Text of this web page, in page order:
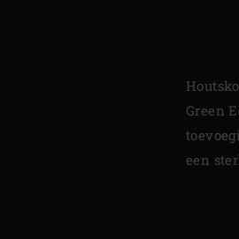
Green
een